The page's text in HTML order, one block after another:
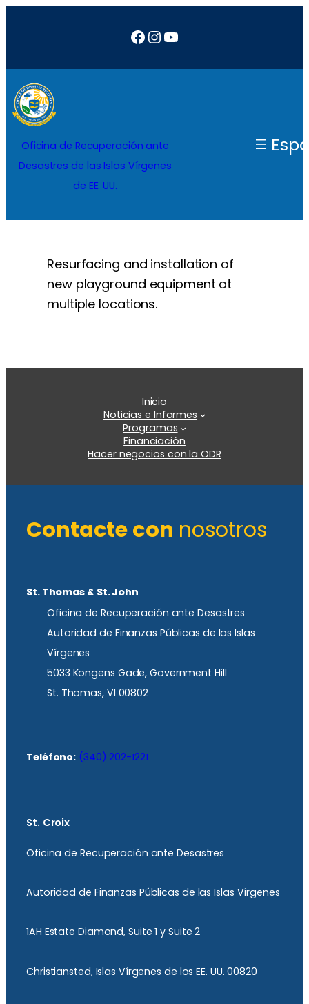
Facebook
Instagram
YouTube
Oficina de Recuperación ante
Desastres de las Islas Vírgenes
de EE. UU.
Resurfacing and installation of
new playground equipment at
multiple locations.
Inicio
Noticias e Informes
Programas
Financiación
Hacer negocios con la ODR
Contacte con nosotros
St. Thomas & St. John
Oficina de Recuperación ante Desastres
Autoridad de Finanzas Públicas de las Islas
Vírgenes
5033 Kongens Gade, Government Hill
St. Thomas, VI 00802
Teléfono: (340) 202-1221
St. Croix
Oficina de Recuperación ante Desastres
Autoridad de Finanzas Públicas de las Islas Vírgenes
1AH Estate Diamond, Suite 1 y Suite 2
Christiansted, Islas Vírgenes de los EE. UU. 00820